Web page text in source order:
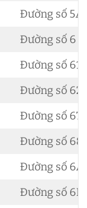
Đường số 5A
Đường số 6
Đường số 61
Đường số
Đường số 671
Đường số 68
Đường số 6A
Đường số 6B